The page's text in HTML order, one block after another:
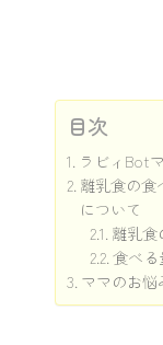
目次
ラビィBot
離乳食の食
について
離乳食
食べ
ママのお悩